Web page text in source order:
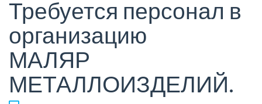
Требуется персонал в
организацию
МАЛЯР
МЕТАЛЛОИЗДЕЛИЙ.